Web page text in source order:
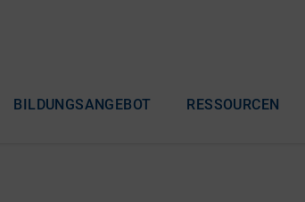
BILDUNGSANGEBOT RESSOURCEN